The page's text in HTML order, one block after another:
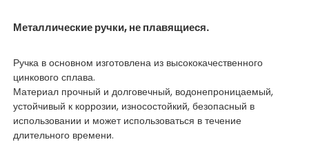
Металлические ручки, не плавящиеся.
Ручка в основном изготовлена из высококачественного
цинкового сплава.
Материал прочный и долговечный, водонепроницаемый,
устойчивый к коррозии, износостойкий, безопасный в
использовании и может использоваться в течение
длительного времени.